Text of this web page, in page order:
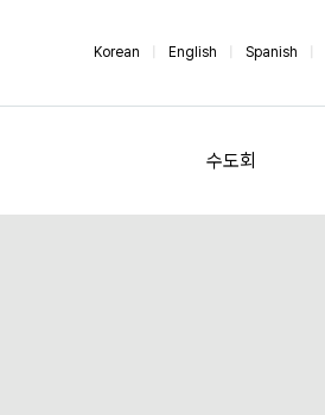
Korean English Spanish
수도회